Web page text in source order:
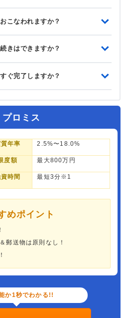
こなわれますか？
きはできますか？
ぐ完了しますか？
プロミス
年率 2.5%〜18.0%
度額 最大800万円
時間 最短3分※1
めポイント
郵送物は原則なし！
！
か1秒でわかる!!